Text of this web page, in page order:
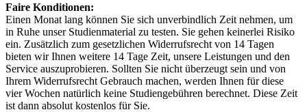
Faire Konditionen:
Einen Monat lang können Sie sich unverbindlich Zeit nehmen, um
in Ruhe unser Studienmaterial zu testen. Sie gehen keinerlei Risiko
ein. Zusätzlich zum gesetzlichen Widerrufsrecht von 14 Tagen
bieten wir Ihnen weitere 14 Tage Zeit, unsere Leistungen und den
Service auszuprobieren. Sollten Sie nicht überzeugt sein und von
Ihrem Widerrufsrecht Gebrauch machen, werden Ihnen für diese
vier Wochen natürlich keine Studiengebühren berechnet. Diese Zeit
ist dann absolut kostenlos für Sie.